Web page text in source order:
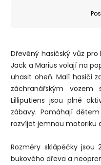
Dřevěný hasičský vůz pro
Jack a Marius volají na
uhasit oheň. Malí hasiči
záchranářským
Lilliputiens jsou plné
zábavy. Pomáhají
rozvíjet jemnou motoriku
Rozměry sklápěčky jsou
bukového dřeva a